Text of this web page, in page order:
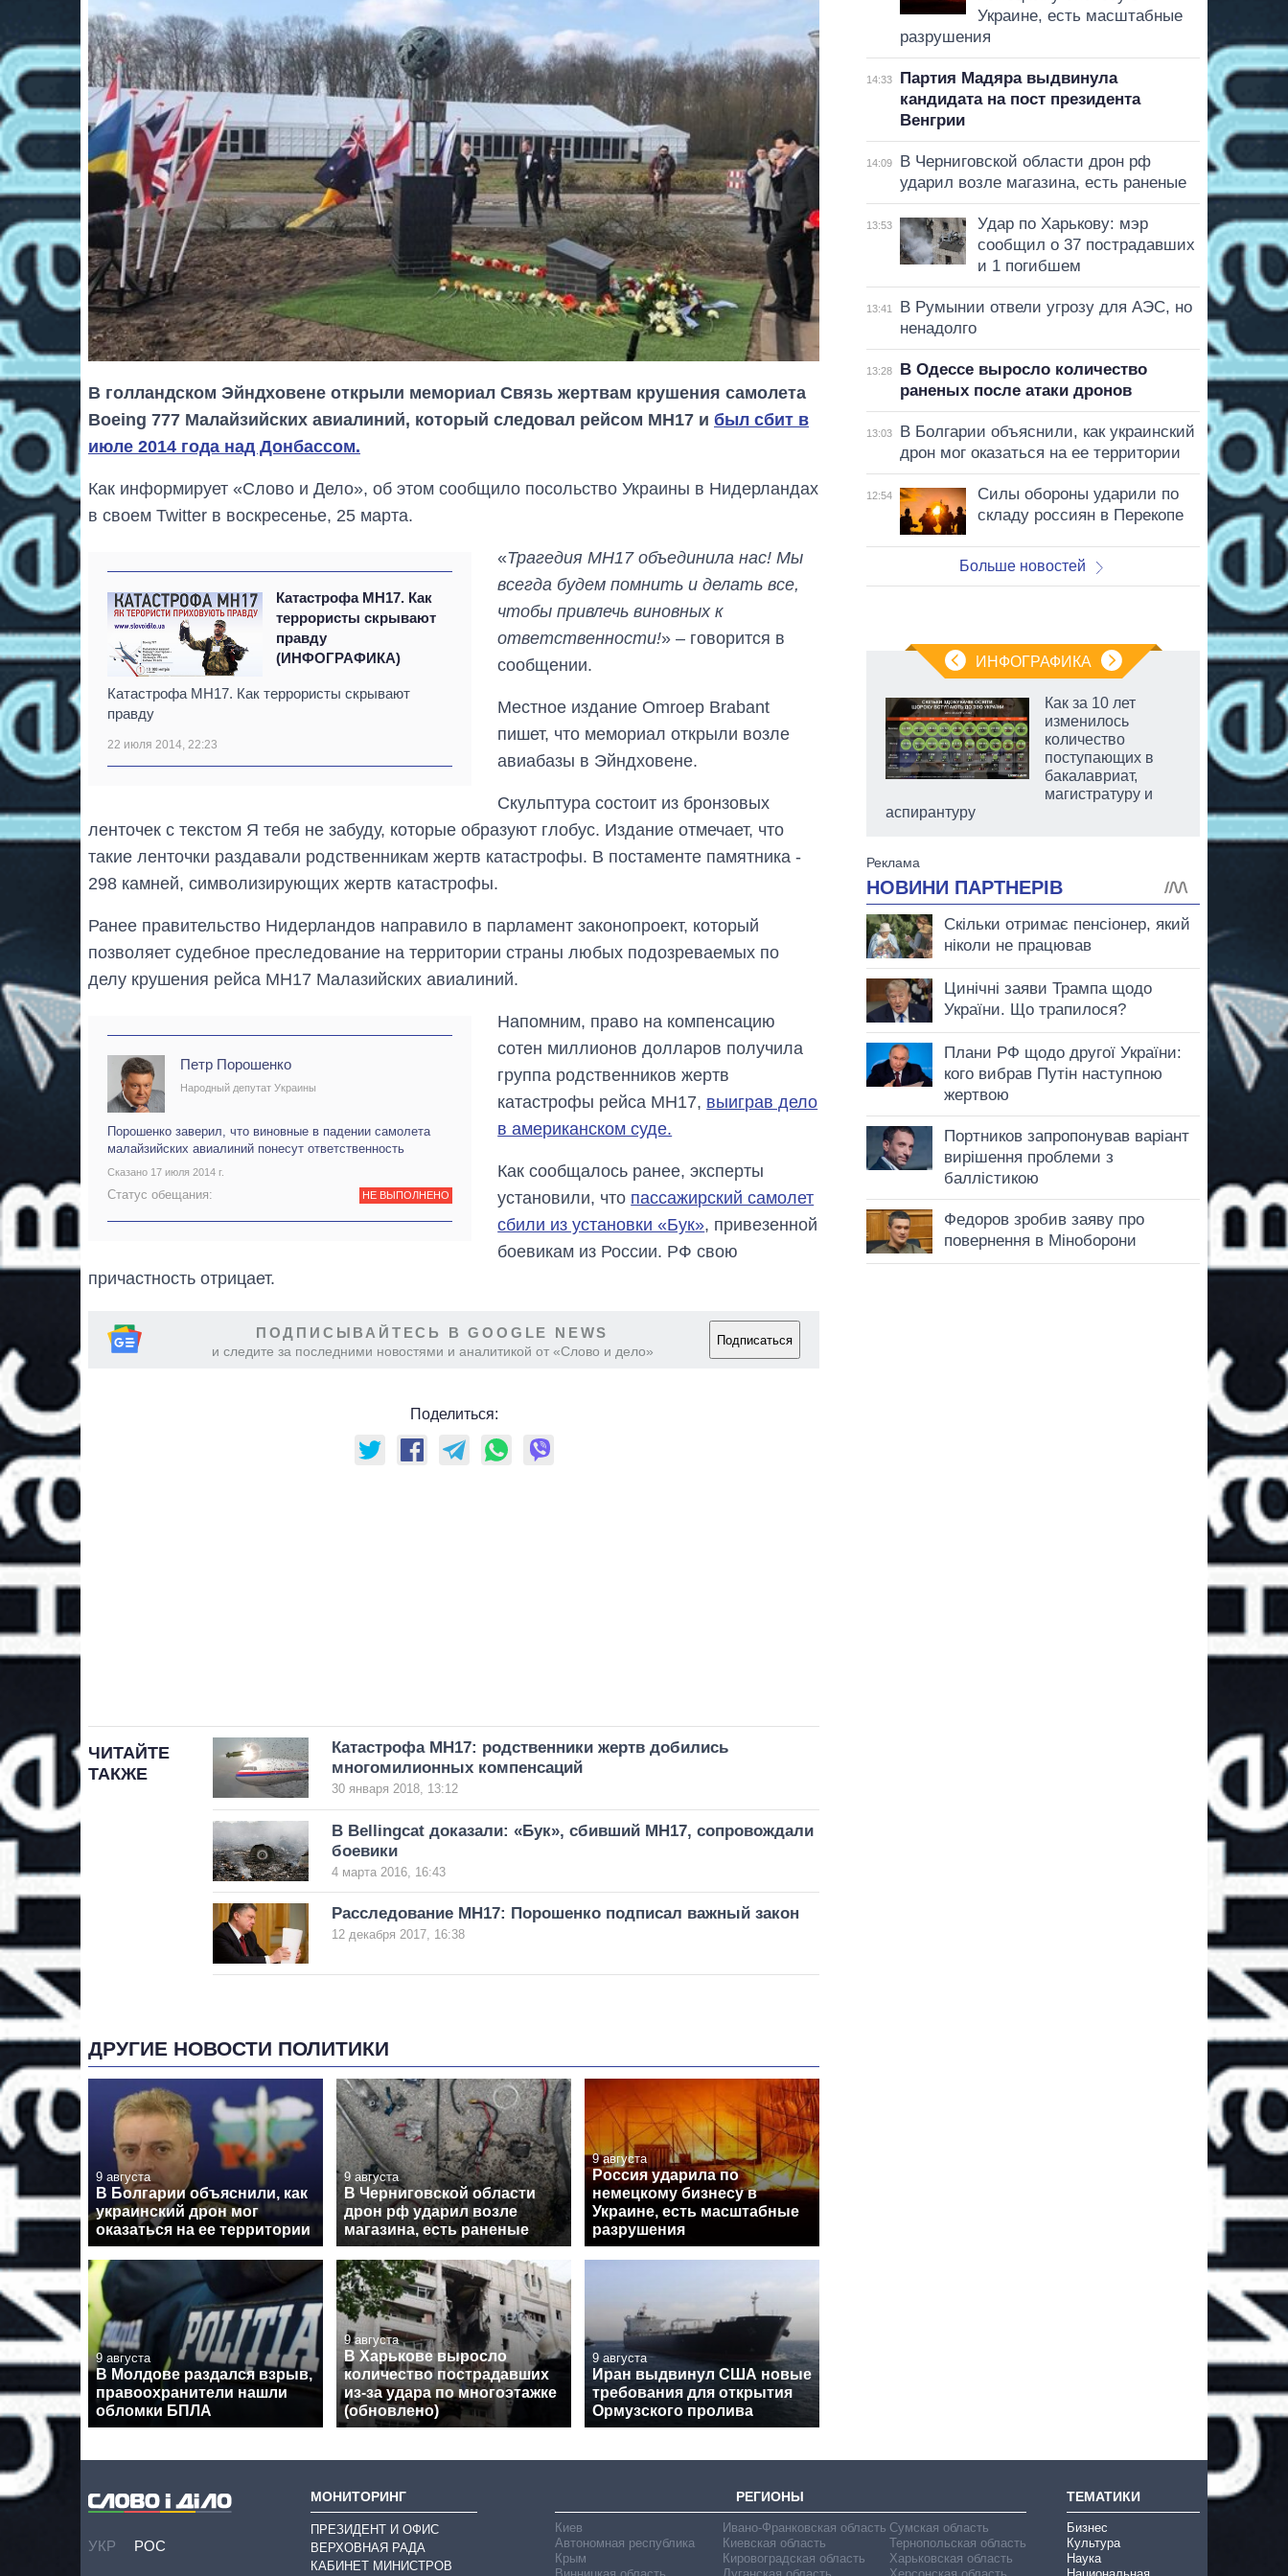
В голландском Эйндховене открыли мемориал Связь жертвам крушения самолета
Boeing 777 Малайзийских авиалиний, который следовал рейсом MH17 и был сбит в
июле 2014 года над Донбассом.
Как информирует «Слово и Дело», об этом сообщило посольство Украины в Нидерландах
в своем Twitter в воскресенье, 25 марта.
Катастрофа МН17. Как
террористы скрывают
правду
(ИНФОГРАФИКА)
Катастрофа МН17. Как террористы скрывают
правду
22 июля 2014, 22:23
«Трагедия MH17 объединила нас! Мы
всегда будем помнить и делать все,
чтобы привлечь виновных к
ответственности!» – говорится в
сообщении.
Местное издание Omroep Brabant
пишет, что мемориал открыли возле
авиабазы в Эйндховене.
Скульптура состоит из бронзовых
ленточек с текстом Я тебя не забуду, которые образуют глобус. Издание отмечает, что
такие ленточки раздавали родственникам жертв катастрофы. В постаменте памятника -
298 камней, символизирующих жертв катастрофы.
Ранее правительство Нидерландов направило в парламент законопроект, который
позволяет судебное преследование на территории страны любых подозреваемых по
делу крушения рейса MH17 Малазийских авиалиний.
Петр Порошенко
Народный депутат Украины
Порошенко заверил, что виновные в падении самолета
малайзийских авиалиний понесут ответственность
Сказано 17 июля 2014 г.
Статус обещания: НЕ ВЫПОЛНЕНО
Напомним, право на компенсацию
сотен миллионов долларов получила
группа родственников жертв
катастрофы рейса MH17, выиграв дело
в американском суде.
Как сообщалось ранее, эксперты
установили, что пассажирский самолет
сбили из установки «Бук», привезенной
боевикам из России. РФ свою
причастность отрицает.
ПОДПИСЫВАЙТЕСЬ В GOOGLE NEWS
и следите за последними новостями и аналитикой от «Слово и дело»
Подписаться
Поделиться:
ЧИТАЙТЕ
ТАКЖЕ
Катастрофа МН17: родственники жертв добились
многомилионных компенсаций
30 января 2018, 13:12
В Bellingcat доказали: «Бук», сбивший MH17, сопровождали
боевики
4 марта 2016, 16:43
Расследование МН17: Порошенко подписал важный закон
12 декабря 2017, 16:38
ДРУГИЕ НОВОСТИ ПОЛИТИКИ
9 августа
В Болгарии объяснили, как
украинский дрон мог
оказаться на ее территории
9 августа
В Черниговской области
дрон рф ударил возле
магазина, есть раненые
9 августа
Россия ударила по
немецкому бизнесу в
Украине, есть масштабные
разрушения
9 августа
В Молдове раздался взрыв,
правоохранители нашли
обломки БПЛА
9 августа
В Харькове выросло
количество пострадавших
из-за удара по многоэтажке
(обновлено)
9 августа
Иран выдвинул США новые
требования для открытия
Ормузского пролива
Украине, есть масштабные
разрушения
14:33
Партия Мадяра выдвинула
кандидата на пост президента
Венгрии
14:09
В Черниговской области дрон рф
ударил возле магазина, есть раненые
13:53
Удар по Харькову: мэр
сообщил о 37 пострадавших
и 1 погибшем
13:41
В Румынии отвели угрозу для АЭС, но
ненадолго
13:28
В Одессе выросло количество
раненых после атаки дронов
13:03
В Болгарии объяснили, как украинский
дрон мог оказаться на ее территории
12:54
Силы обороны ударили по
складу россиян в Перекопе
Больше новостей
ИНФОГРАФИКА
Как изменился
Министерства
Как за 10 лет
изменилось
количество
поступающих в
бакалавриат,
магистратуру и
аспирантуру
УКР РОС
МОНИТОРИНГ
ПРЕЗИДЕНТ И ОФИС
ВЕРХОВНАЯ РАДА
КАБИНЕТ МИНИСТРОВ
РЕГИОНЫ
Киев
Автономная республика
Крым
Ивано-Франковская область
Киевская область
Кировоградская область
Сумская область
Тернопольская область
Харьковская область
ТЕМАТИКИ
Бизнес
Культура
Наука